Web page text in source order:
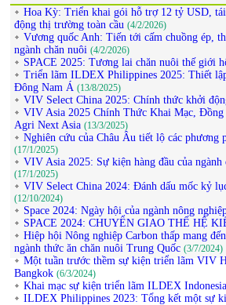
Hoa Kỳ: Triển khai gói hỗ trợ 12 tỷ USD,
động thị trường toàn cầu (4/2/2026)
Vương quốc Anh: Tiến tới cấm chuồng ép,
ngành chăn nuôi (4/2/2026)
SPACE 2025: Tương lai chăn nuôi thế giới
Triển lãm ILDEX Philippines 2025: Thiết
Đông Nam Á (13/8/2025)
VIV Select China 2025: Chính thức khởi
VIV Asia 2025 Chính Thức Khai Mạc,
Agri Next Asia (13/3/2025)
Nghiên cứu của Châu Âu tiết lộ các phương
(17/1/2025)
VIV Asia 2025: Sự kiện hàng đầu của
(17/1/2025)
VIV Select China 2024: Đánh dấu mốc kỷ
(12/10/2024)
Space 2024: Ngày hội của ngành nông
SPACE 2024: CHUYỂN GIAO THẾ HỆ
Hiệp hội Nông nghiệp Carbon thấp mang
ngành thức ăn chăn nuôi Trung Quốc (3/7/2024)
Một tuần trước thềm sự kiện triển lãm VIV
Bangkok (6/3/2024)
Khai mạc sự kiện triển lãm ILDEX
ILDEX Philippines 2023: Tổng kết một sự